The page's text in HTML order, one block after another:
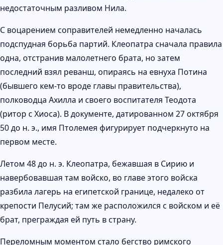
недостаточным разливом Нила.
С воцарением соправителей немедленно началась
подспудная борьба партий. Клеопатра сначала правила
одна, отстранив малолетнего брата, но затем
последний взял реванш, опираясь на евнуха Потина
(бывшего кем-то вроде главы правительства),
полководца Ахилла и своего воспитателя Теодота
(ритор с Хиоса). В документе, датированном 27 октября
50 до н. э., имя Птолемея фигурирует подчеркнуто на
первом месте.
Летом 48 до н. э. Клеопатра, бежавшая в Сирию и
навербовавшая там войско, во главе этого войска
разбила лагерь на египетской границе, недалеко от
крепости Пелусий; там же расположился с войском и её
брат, преграждая ей путь в страну.
Переломным моментом стало бегство римского